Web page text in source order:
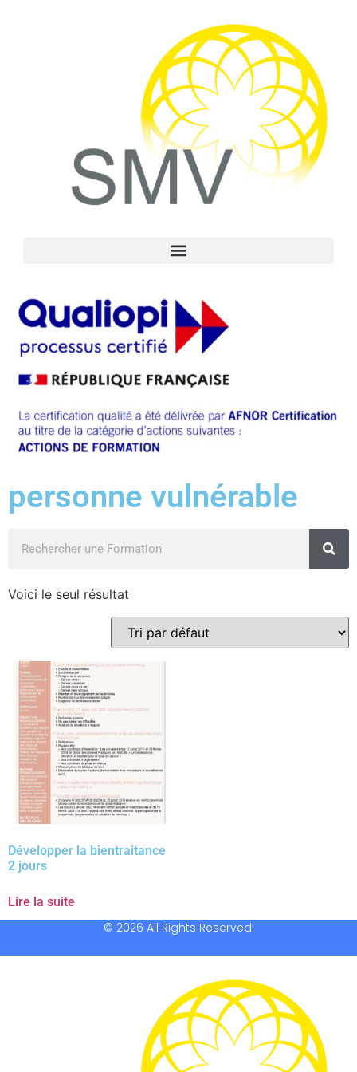
personne vulnérable
Voici le seul résultat
Développer la bientraitance
2 jours
Lire la suite
© 2026 All Rights Reserved.